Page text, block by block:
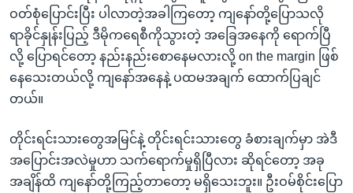
ဝတ်စုံပြောင်းပြီး ပါလာတဲ့အခါကြတော့ ကျနော်တို့ပြောသလို
ရာခိုင်နှုန်းပြည့် ဒီမိုကရေစီကိုသွားတဲ့ အခြေအနေကို ရောက်ပြီ
လို့ ပြောရင်တော့ နည်းနည်းစောနေမလားလို့ on the margin ဖြစ်
နေသေးတယ်လို့ ကျနော်အနေနဲ့ ပထမအချက် ထောက်ပြချင်
တယ်။
တိုင်းရင်းသားတွေအမြင်နဲ့ တိုင်းရင်းသားတွေ ခံစားချက်မှာ အဲဒီ
အပြောင်းအလဲမှုဟာ သက်ရောက်မှုရှိပြီလား ဆိုရင်တော့ အခု
အချိန်ထိ ကျနော်တို့ကြည့်တာတော့ မရှိသေးဘူး။ ဦးဝမ်စိုင်းပြော